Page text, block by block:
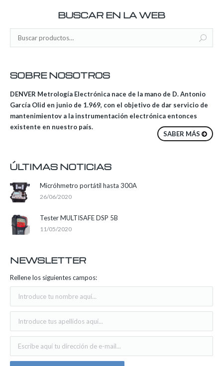
BUSCAR EN LA WEB
SOBRE NOSOTROS
DENVER Metrología Electrónica nace de la mano de D. Antonio
García Olid en junio de 1.969, con el objetivo de dar servicio de
mantenimientov a la instrumentación electrónica entonces
existente en nuestro país.
SABER MÁS
ÚLTIMAS NOTICIAS
Micróhmetro portátil hasta 300A
26/06/2020
Tester MULTISAFE DSP 5B
11/05/2020
NEWSLETTER
Rellene los siguientes campos: